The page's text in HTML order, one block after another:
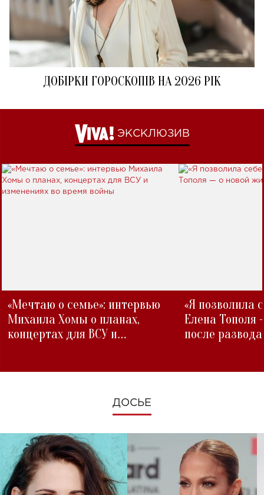
ДОБІРКИ ГОРОСКОПІВ НА 2026 РІК
ЭКСКЛЮЗИВ
«Мечтаю о семье»: интервью
Михаила Хомы о планах,
концертах для ВСУ и
«Я позволила
Елена Тополя
после развода
ДОСЬЕ